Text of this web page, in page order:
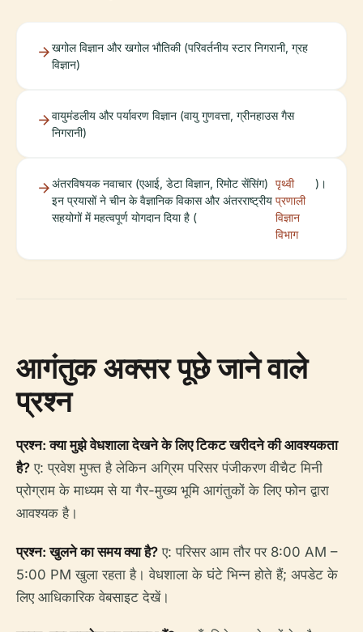
खगोल विज्ञान और खगोल भौतिकी (परिवर्तनीय स्टार निगरानी, ​​ग्रह
विज्ञान)
वायुमंडलीय और पर्यावरण विज्ञान (वायु गुणवत्ता, ग्रीनहाउस गैस
निगरानी)
अंतरविषयक नवाचार (एआई, डेटा विज्ञान, रिमोट सेंसिंग)
इन प्रयासों ने चीन के वैज्ञानिक विकास और अंतरराष्ट्रीय
सहयोगों में महत्वपूर्ण योगदान दिया है (
पृथ्वी
प्रणाली
विज्ञान
विभाग
)।
आगंतुक अक्सर पूछे जाने वाले
प्रश्न
प्रश्न: क्या मुझे वेधशाला देखने के लिए टिकट खरीदने की आवश्यकता
है? ए: प्रवेश मुफ्त है लेकिन अग्रिम परिसर पंजीकरण वीचैट मिनी
प्रोग्राम के माध्यम से या गैर-मुख्य भूमि आगंतुकों के लिए फोन द्वारा
आवश्यक है।
प्रश्न: खुलने का समय क्या है? ए: परिसर आम तौर पर 8:00 AM –
5:00 PM खुला रहता है। वेधशाला के घंटे भिन्न होते हैं; अपडेट के
लिए आधिकारिक वेबसाइट देखें।